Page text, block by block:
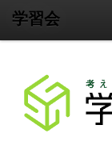
学習会
教室
家庭教師
サポート